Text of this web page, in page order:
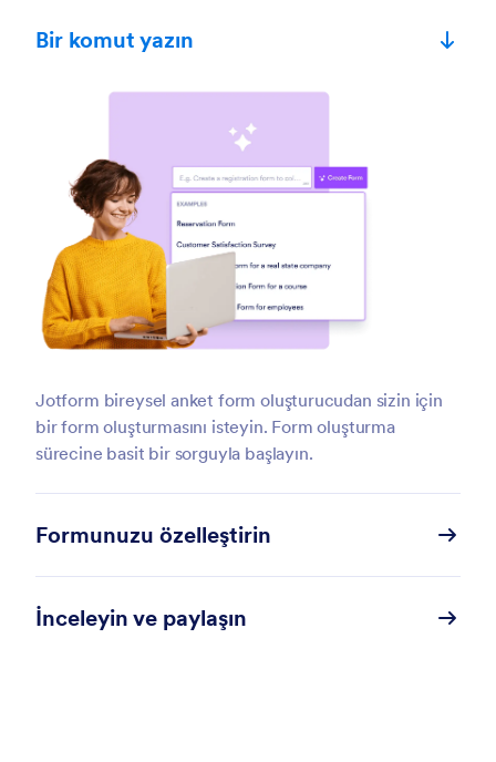
Bir komut yazın
Jotform bireysel anket form oluşturucudan sizin için
bir form oluşturmasını isteyin. Form oluşturma
sürecine basit bir sorguyla başlayın.
Formunuzu özelleştirin
İnceleyin ve paylaşın